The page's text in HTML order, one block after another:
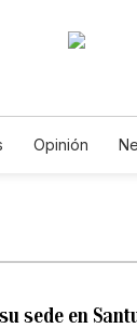
Opinión
sede en